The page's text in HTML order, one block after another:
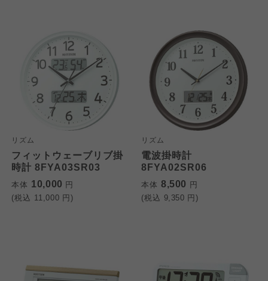
リズム
フィットウェーブリブ掛
時計 8FYA03SR03
本体 10,000 円
(税込 11,000 円)
リズム
電波掛時計
8FYA02SR06
本体 8,500 円
(税込 9,350 円)